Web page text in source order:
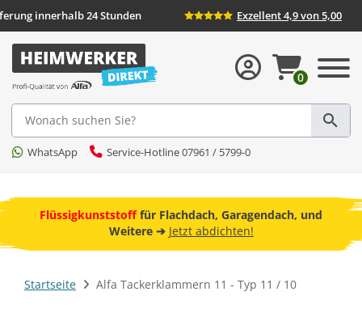
innerhalb 24 Stunden Exzellent 4,9 von 5,00
Suche
WhatsApp Service-Hotline 07961 / 5799-0
0
Flüssigkunststofffür Flachdach, Garagendach, und
Weitere ➔ Jetzt abdichten!
Startseite Alfa Tackerklammern 11 - Typ 11 / 10